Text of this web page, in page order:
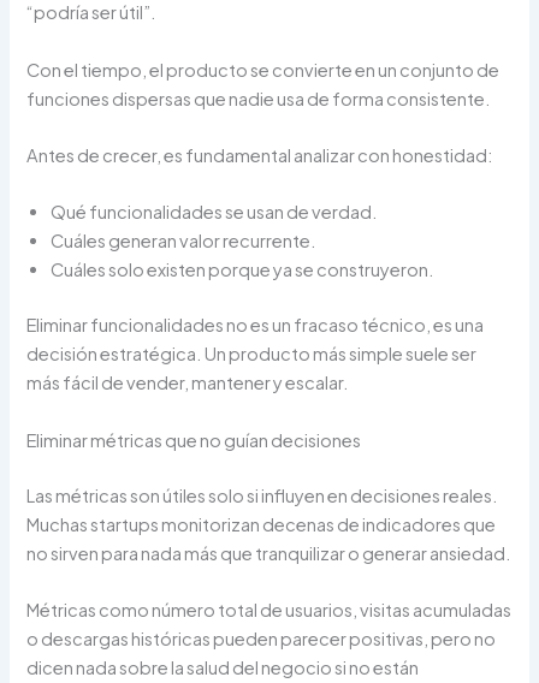
“podría ser útil”.
Con el tiempo, el producto se convierte en un conjunto de
funciones dispersas que nadie usa de forma consistente.
Antes de crecer, es fundamental analizar con honestidad:
Qué funcionalidades se usan de verdad.
Cuáles generan valor recurrente.
Cuáles solo existen porque ya se construyeron.
Eliminar funcionalidades no es un fracaso técnico, es una
decisión estratégica. Un producto más simple suele ser
más fácil de vender, mantener y escalar.
Eliminar métricas que no guían decisiones
Las métricas son útiles solo si influyen en decisiones reales.
Muchas startups monitorizan decenas de indicadores que
no sirven para nada más que tranquilizar o generar ansiedad.
Métricas como número total de usuarios, visitas acumuladas
o descargas históricas pueden parecer positivas, pero no
dicen nada sobre la salud del negocio si no están